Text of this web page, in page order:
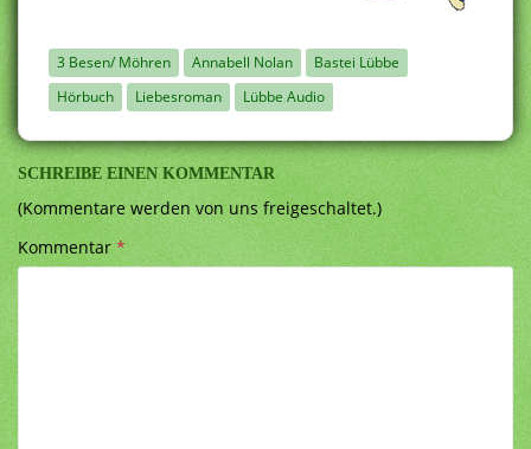
3 Besen/ Möhren Annabell Nolan
Bastei Lübbe
Hörbuch
Liebesroman Lübbe Audio
SCHREIBE EINEN KOMMENTAR
(Kommentare werden von uns freigeschaltet.)
Kommentar*